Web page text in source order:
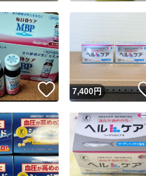
いいね！
7,400円